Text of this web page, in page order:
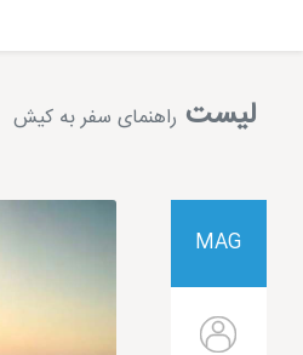
لیست راهنمای سفر به کیش
MAG